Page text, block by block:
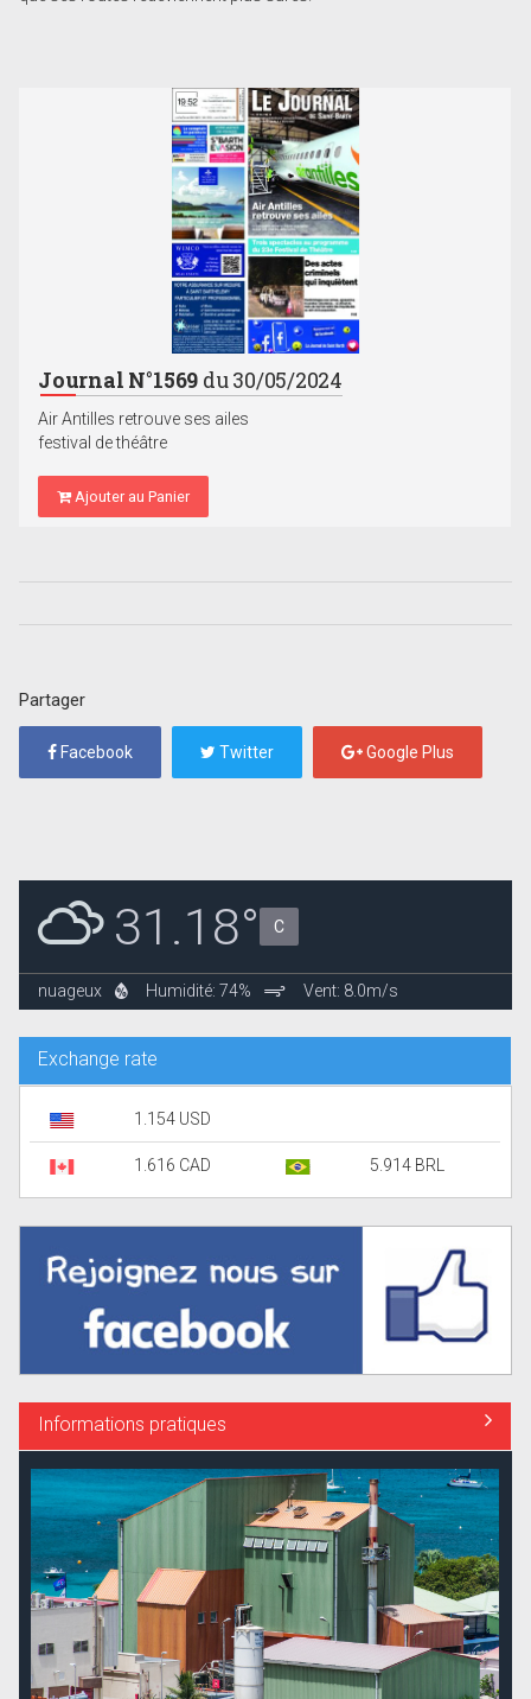
Journal N°1569 du 30/05/2024
Air Antilles retrouve ses ailes
festival de théâtre
Ajouter au Panier
Partager
Facebook Twitter Google Plus
31.18° C
nuageux Humidité: 74% Vent: 8.0m/s
Exchange rate
1.154 USD
1.616 CAD 5.914 BRL
Informations pratiques